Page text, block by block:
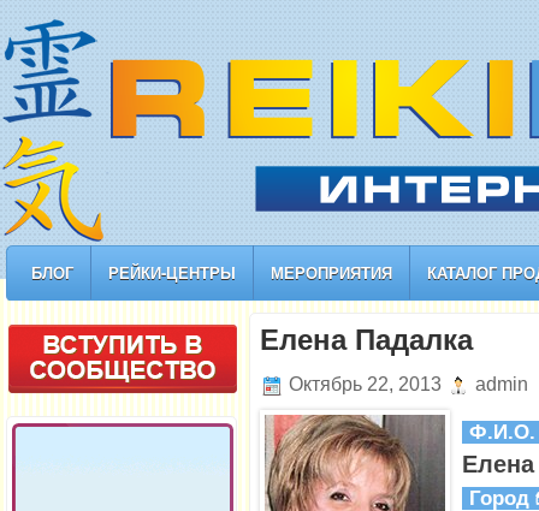
БЛОГ РЕЙКИ-ЦЕНТРЫ МЕРОПРИЯТИЯ КАТАЛОГ
Елена Падалка
Октябрь 22, 2013 admin
Город